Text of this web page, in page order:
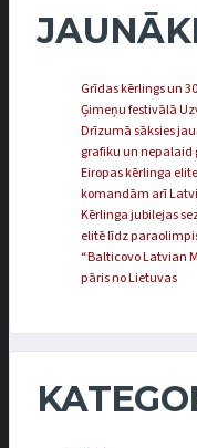
Grīdas kērlings un
Ģimeņu festivālā
Drīzumā sāksies
grafiku un nepalaid
Eiropas kērlinga
komandām arī
Kērlinga jubilejas
elitē līdz
“Balticovo Latvian
pāris no Lietuvas